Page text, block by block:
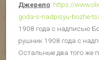
Джерело: https://
goda-s-nadpisyu-bozhe-
1908 года с надписью
рушник 1908 года с
Остальные два того же